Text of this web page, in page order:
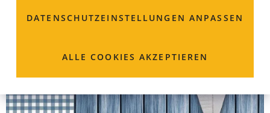
DATENSCHUTZ­EINSTELLUNGEN ANPASSEN
ALLE COOKIES AKZEPTIEREN